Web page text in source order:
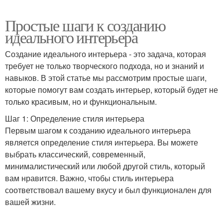
Простые шаги к созданию
идеального интерьера
Создание идеального интерьера - это задача, которая
требует не только творческого подхода, но и знаний и
навыков. В этой статье мы рассмотрим простые шаги,
которые помогут вам создать интерьер, который будет не
только красивым, но и функциональным.
Шаг 1: Определение стиля интерьера
Первым шагом к созданию идеального интерьера
является определение стиля интерьера. Вы можете
выбрать классический, современный,
минималистический или любой другой стиль, который
вам нравится. Важно, чтобы стиль интерьера
соответствовал вашему вкусу и был функционален для
вашей жизни.